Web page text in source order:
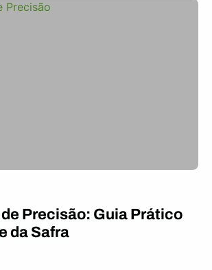
Precisão: Guia Prático
da Safra